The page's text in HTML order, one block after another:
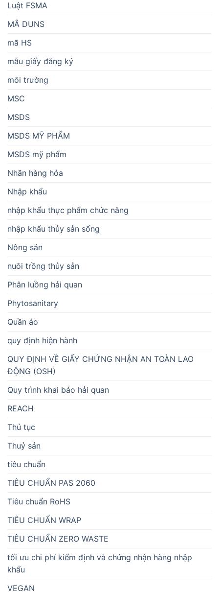
Luật FSMA
MÃ DUNS
mã HS
mẫu giấy đăng ký
môi trường
MSC
MSDS
MSDS MỸ PHẨM
MSDS mỹ phẩm
Nhãn hàng hóa
Nhập khẩu
nhập khẩu thực phẩm chức năng
nhập khẩu thủy sản sống
Nông sản
nuôi trồng thủy sản
Phân luồng hải quan
Phytosanitary
Quần áo
quy định hiện hành
QUY ĐỊNH VỀ GIẤY CHỨNG NHẬN AN TOÀN LAO
ĐỘNG (OSH)
Quy trình khai báo hải quan
REACH
Thủ tục
Thuỷ sản
tiêu chuẩn
TIÊU CHUẨN PAS 2060
Tiêu chuẩn RoHS
TIÊU CHUẨN WRAP
TIÊU CHUẨN ZERO WASTE
tối ưu chi phí kiểm định và chứng nhận hàng nhập
khẩu
VEGAN